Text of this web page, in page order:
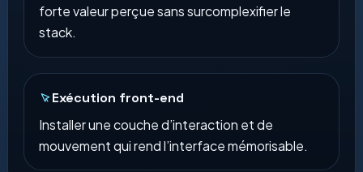
forte valeur perçue sans surcomplexifier le
stack.
Exécution front-end
Installer une couche d’interaction et de
mouvement qui rend l’interface mémorisable.